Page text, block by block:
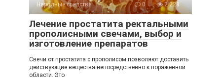
Народные средства 0 2 228
Лечение простатита ректальными
прополисными свечами, выбор и
изготовление препаратов
Свечи от простатита с прополисом позволяют доставить
действующие вещества непосредственно к пораженной
области. Это